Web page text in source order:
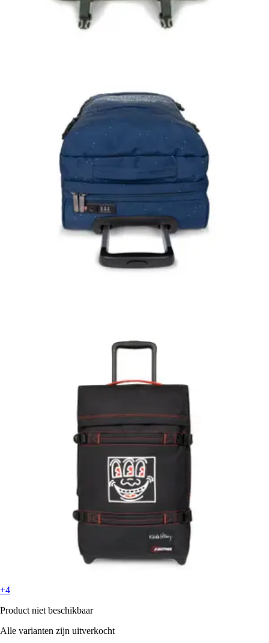
+4
Product niet beschikbaar
Alle varianten zijn uitverkocht